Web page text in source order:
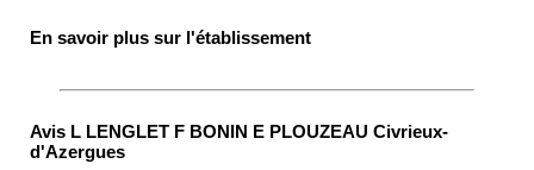
En savoir plus sur l'établissement
Avis L LENGLET F BONIN E PLOUZEAU Civrieux-
d'Azergues